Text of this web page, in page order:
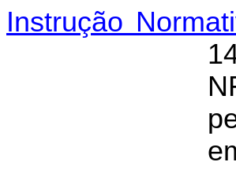
Instrução